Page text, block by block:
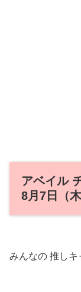
アベイル
8月7日（木
みんなの 推しキ